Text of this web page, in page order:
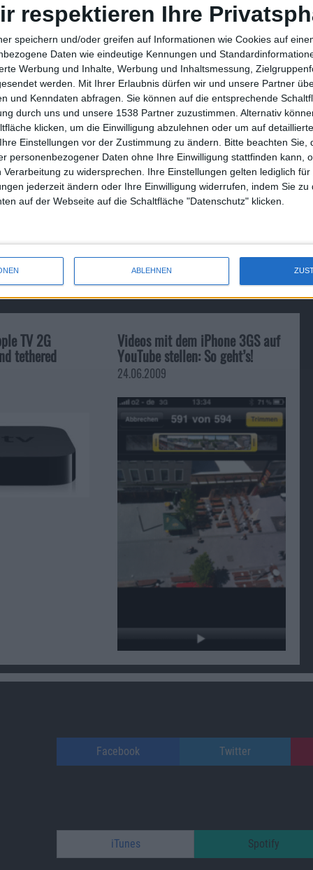
respektieren Ihre
speichern und/oder greifen auf Informationen wie Cookies auf
Daten wie eindeutige Kennungen und
Werbung und Inhalte, Werbung und Inhaltsmessung,
werden.
Mit Ihrer Erlaubnis dürfen wir und unsere Partner
und Kenndaten abfragen. Sie können auf die entsprechende
durch uns und unsere 1538 Partner zuzustimmen. Alternativ
klicken, um die Einwilligung abzulehnen oder um auf
Einstellungen vor der Zustimmung zu ändern.
Bitte beachten Sie,
personenbezogener Daten ohne Ihre Einwilligung stattfinden kann,
Verarbeitung zu widersprechen. Ihre Einstellungen gelten lediglich
jederzeit ändern oder Ihre Einwilligung widerrufen, indem Sie zu
auf der Webseite auf die Schaltfläche "Datenschutz" klicken.
ABLEHNEN
die unter anderem das Theming-Tool WinterBoard
ändern. Auf einem iPhone 3Gs, das mit purplera1n
QuickPwn.
TV 2G
tethered
Videos mit dem iPhone 3GS auf
YouTube stellen: So geht’s!
24.06.2009
Facebook Twitter
iTunes Spotify